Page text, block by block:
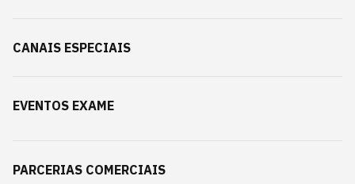
CANAIS ESPECIAIS
EVENTOS EXAME
PARCERIAS COMERCIAIS